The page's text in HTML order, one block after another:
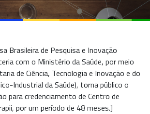
Brasileira de Pesquisa e Inovação
com o Ministério da Saúde, por meio
de Ciência, Tecnologia e Inovação e do
Industrial da Saúde), torna público o
para credenciamento de Centro de
por um período de 48 meses.]